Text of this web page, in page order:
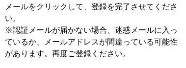
メールをクリックして、登録を完了させてくださ
い。
※認証メールが届かない場合、迷惑メールに入っ
ているか、メールアドレスが間違っている可能性
があります。再度ご登録ください。